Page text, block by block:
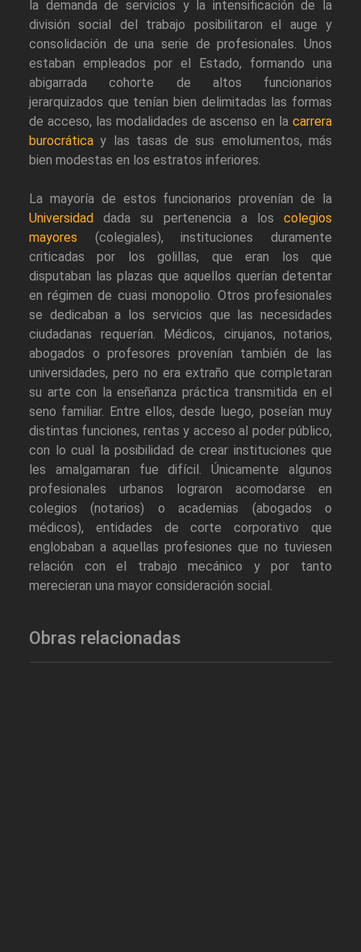
la demanda de servicios y la intensificación de la
división social del trabajo posibilitaron el auge y
consolidación de una serie de profesionales. Unos
estaban empleados por el Estado, formando una
abigarrada cohorte de altos funcionarios
jerarquizados que tenían bien delimitadas las formas
de acceso, las modalidades de ascenso en la carrera
burocrática y las tasas de sus emolumentos, más
bien modestas en los estratos inferiores.
La mayoría de estos funcionarios provenían de la
Universidad
dada su pertenencia a los colegios
mayores (colegiales), instituciones duramente
criticadas por los golillas, que eran los que
disputaban las plazas que aquellos querían detentar
en régimen de cuasi monopolio. Otros profesionales
se dedicaban a los servicios que las necesidades
ciudadanas requerían. Médicos, cirujanos, notarios,
abogados o profesores provenían también de las
universidades, pero no era extraño que completaran
su arte con la enseñanza práctica transmitida en el
seno familiar. Entre ellos, desde luego, poseían muy
distintas funciones, rentas y acceso al poder público,
con lo cual la posibilidad de crear instituciones que
les amalgamaran fue difícil. Únicamente algunos
profesionales urbanos lograron acomodarse en
colegios (notarios) o academias (abogados o
médicos), entidades de corte corporativo que
englobaban a aquellas profesiones que no tuviesen
relación con el trabajo mecánico y por tanto
merecieran una mayor consideración social.
Obras relacionadas